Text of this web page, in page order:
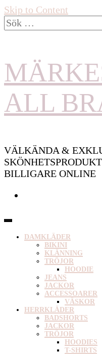
Skip to Content
Sök
efter:
ALL
VÄLKÄNDA &
BILLIGARE ONLINE
DAMKLÄDER
BIKINI
KLÄNNING
TRÖJOR
HOODIE
JEANS
JACKOR
ACCESSOARER
VÄSKOR
HERRKLÄDER
BADSHORTS
JACKOR
TRÖJOR
HOODIES
T-SHIRTS